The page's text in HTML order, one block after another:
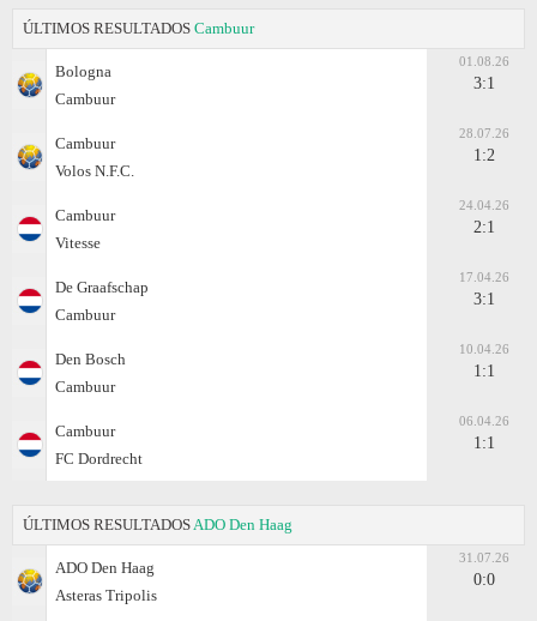
ÚLTIMOS RESULTADOS Cambuur
Bologna
Cambuur
01.08.26
3:1
Cambuur
Volos N.F.C.
28.07.26
1:2
Cambuur
Vitesse
24.04.26
2:1
De Graafschap
Cambuur
17.04.26
3:1
Den Bosch
Cambuur
10.04.26
1:1
Cambuur
FC Dordrecht
06.04.26
1:1
ÚLTIMOS RESULTADOS ADO Den Haag
ADO Den Haag
Asteras Tripolis
31.07.26
0:0